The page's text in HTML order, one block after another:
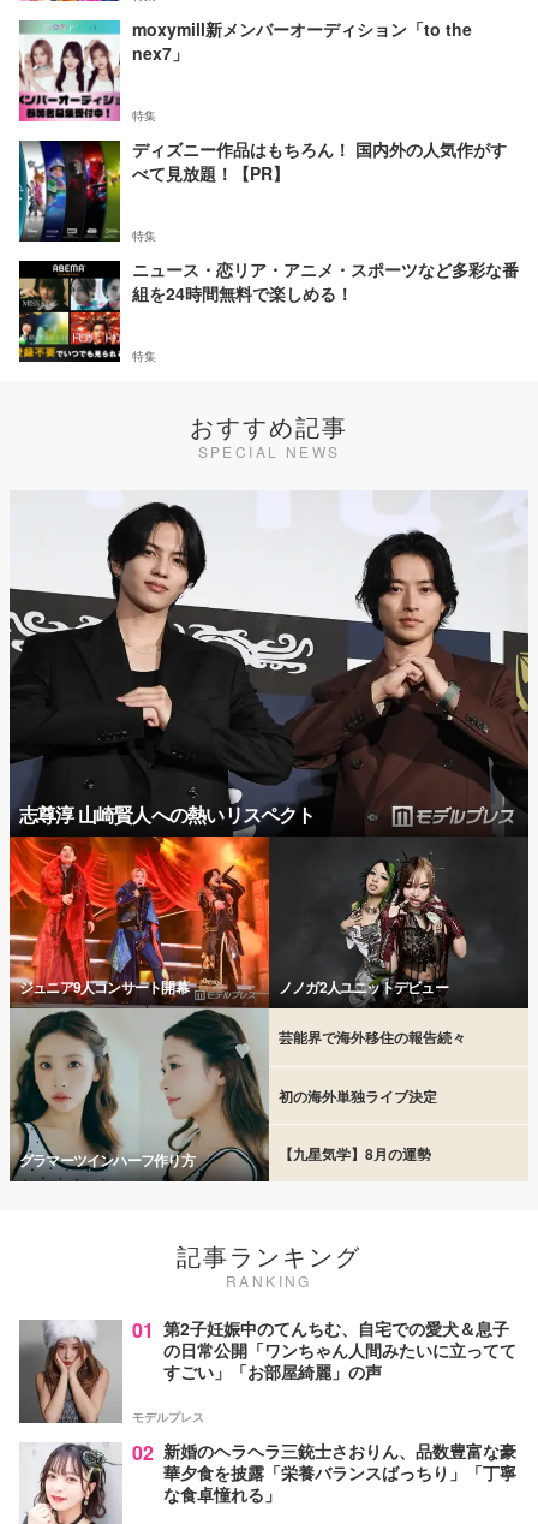
moxymill新メンバーオーディション「to the
nex7」
特集
ディズニー作品はもちろん！ 国内外の人気作がす
べて見放題！【PR】
特集
ニュース・恋リア・アニメ・スポーツなど多彩な番
組を24時間無料で楽しめる！
特集
おすすめ記事
SPECIAL NEWS
志尊淳 山崎賢人への熱いリスペクト
ジュニア9人コンサート開幕 ノノガ2人ユニットデビュー
グラマーツインハーフ作り方
芸能界で海外移住の報告続々
初の海外単独ライブ決定
【九星気学】8月の運勢
記事ランキング
RANKING
01 第2子妊娠中のてんちむ、自宅での愛犬＆息子
の日常公開「ワンちゃん人間みたいに立ってて
すごい」「お部屋綺麗」の声
モデルプレス
02 新婚のヘラヘラ三銃士さおりん、品数豊富な豪
華夕食を披露「栄養バランスばっちり」「丁寧
な食卓憧れる」